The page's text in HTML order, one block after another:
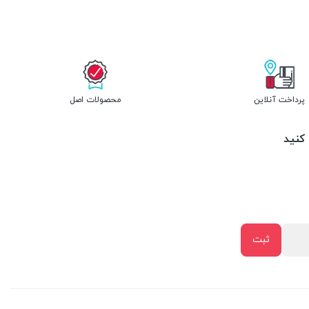
پرداخت آنلاین محصولات اصل
کنید